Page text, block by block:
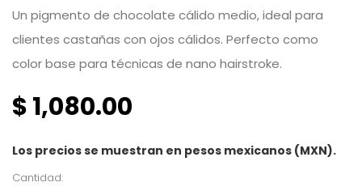
Un pigmento de chocolate cálido medio, ideal para
clientes castañas con ojos cálidos. Perfecto como
color base para técnicas de nano hairstroke.
$ 1,080.00
Los precios se muestran en pesos mexicanos (MXN).
Cantidad: